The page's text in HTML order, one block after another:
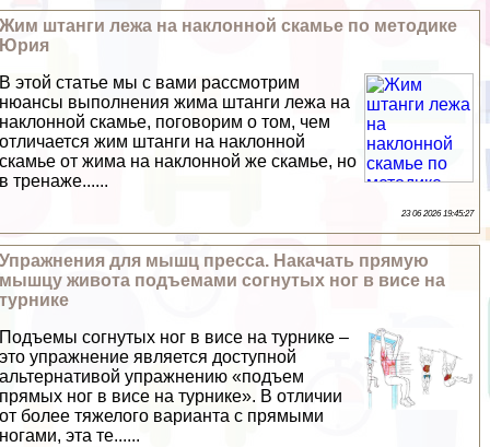
Жим штанги лежа на наклонной скамье по методике
Юрия
В этой статье мы с вами рассмотрим
нюансы выполнения жима штанги лежа на
наклонной скамье, поговорим о том, чем
отличается жим штанги на наклонной
скамье от жима на наклонной же скамье, но
в тренаже......
23 06 2026 19:45:27
Упражнения для мышц пресса. Накачать прямую
мышцу живота подъемами согнутых ног в висе на
турнике
Подъемы согнутых ног в висе на турнике –
это упражнение является доступной
альтернативой упражнению «подъем
прямых ног в висе на турнике». В отличии
от более тяжелого варианта с прямыми
ногами, эта те......